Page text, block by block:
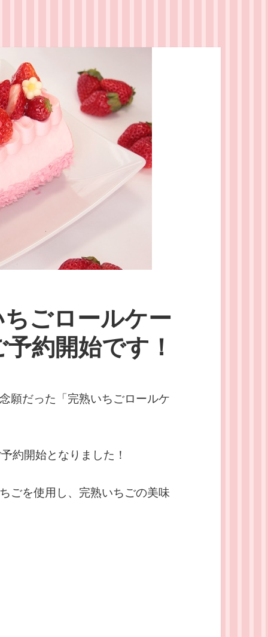
ごロールケー
約開始です！
願だった「完熟いちごロールケ
約開始となりました！
ごを使用し、完熟いちごの美味